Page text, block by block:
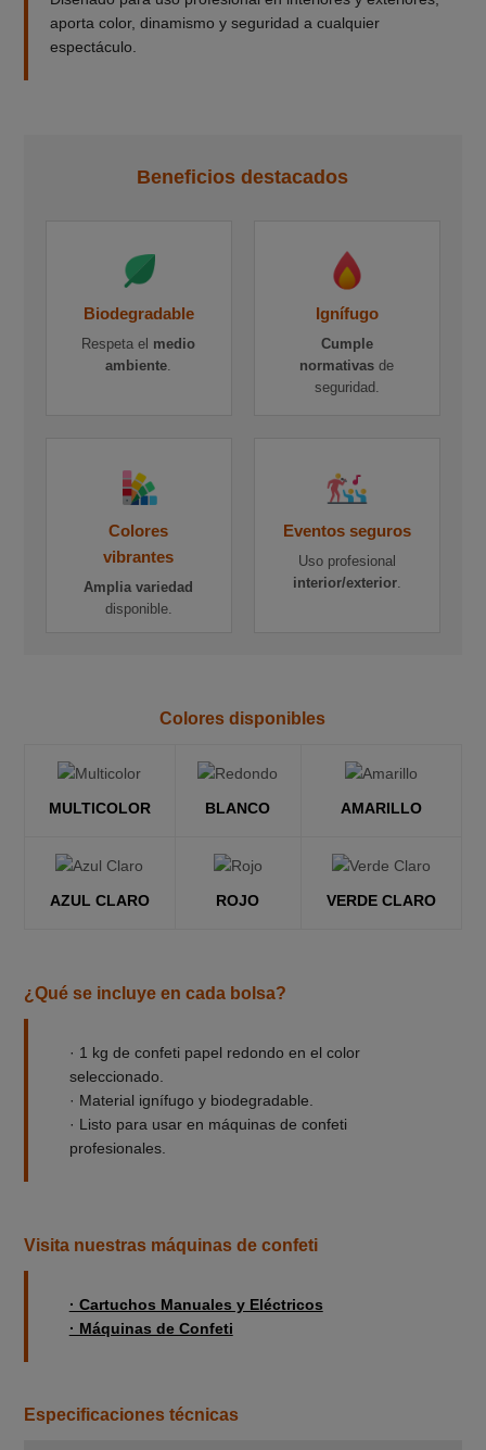
aporta color, dinamismo y seguridad a cualquier
espectáculo.
Beneficios destacados
Biodegradable
Respeta el medio
ambiente
Ignífugo
Cumple
normativas de
seguridad.
Colores
vibrantes
Amplia variedad
disponible.
Eventos seguros
Uso profesional
interior/exterior.
Colores disponibles
MULTICOLOR BLANCO AMARILLO
AZUL CLARO ROJO VERDE CLARO
¿Qué se incluye en cada bolsa?
· 1 kg de confeti papel redondo en el color
seleccionado.
· Material ignífugo y biodegradable.
· Listo para usar en máquinas de confeti
profesionales.
Visita nuestras máquinas de confeti
· Cartuchos Manuales y Eléctricos
· Máquinas de Confeti
Especificaciones técnicas